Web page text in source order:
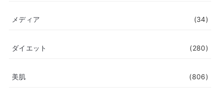
メディア (34)
ダイエット (280)
美肌 (806)